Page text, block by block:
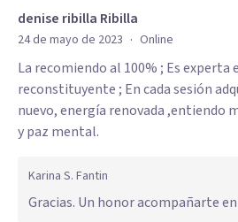
denise ribilla Ribilla
24 de mayo de 2023 · Online
La recomiendo al 100% ; Es experta
reconstituyente ; En cada sesión
nuevo, energía renovada ,entiendo
y paz mental.
Karina S. Fantin
Gracias. Un honor acompañarte